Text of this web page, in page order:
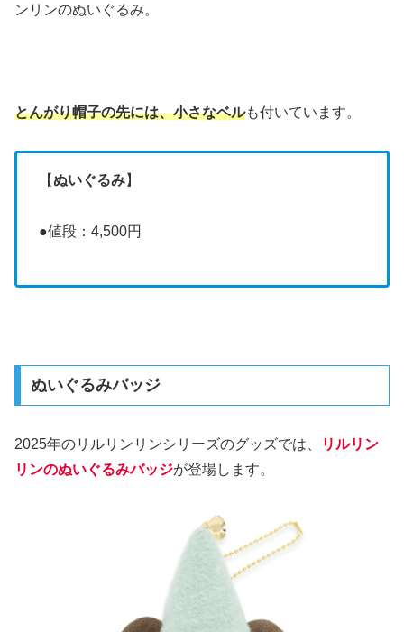
ンリンのぬいぐるみ。
とんがり帽子の先には、小さなベルも付いています。
【ぬいぐるみ】
●値段：4,500円
ぬいぐるみバッジ
2025年のリルリンリンシリーズのグッズでは、
リルリン
リンのぬいぐるみバッジが登場します。